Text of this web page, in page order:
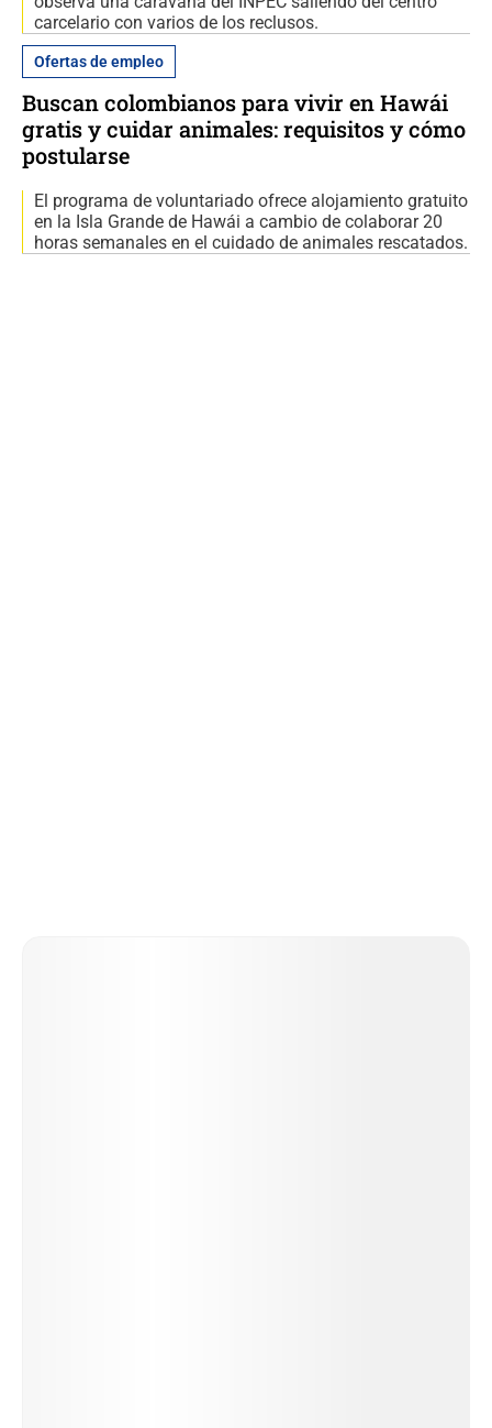
carcelario con varios de los reclusos.
Ofertas de empleo
Buscan colombianos para vivir en Hawái
gratis y cuidar animales: requisitos y cómo
postularse
El programa de voluntariado ofrece alojamiento gratuito
en la Isla Grande de Hawái a cambio de colaborar 20
horas semanales en el cuidado de animales rescatados.